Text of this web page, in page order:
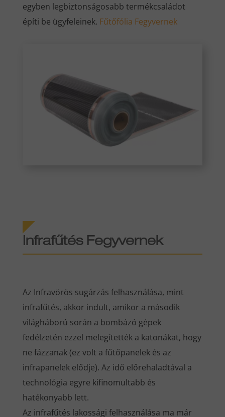
egyben legbiztonságosabb termékcsaládot
építi be ügyfeleinek. Fűtőfólia Fegyvernek
Infrafűtés Fegyvernek
Az Infravörös sugárzás felhasználása, mint
infrafűtés, akkor indult, amikor a második
világháború során a bombázó gépek
fedélzetén ezzel melegítették a katonákat, hogy
ne fázzanak (ez volt a fűtőpanelek és az
infrapanelek elődje). Az idő előrehaladtával a
technológia egyre kifinomultabb és
hatékonyabb lett.
Az infrafűtés lakossági felhasználása ma már